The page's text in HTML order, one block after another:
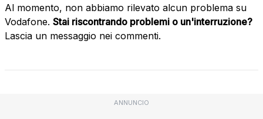
Al momento, non abbiamo rilevato alcun problema su
Vodafone. Stai riscontrando problemi o un'interruzione?
Lascia un messaggio nei commenti.
ANNUNCIO